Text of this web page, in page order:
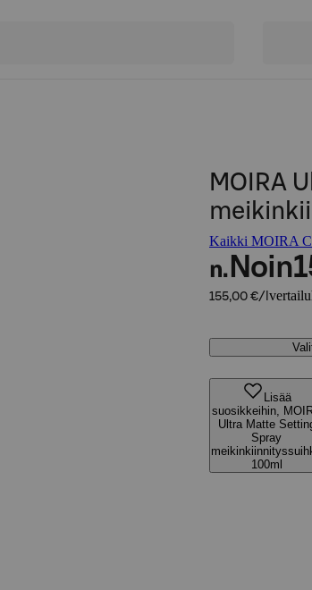
MOIRA
Kaikki MOIRA
n. Noin
155,00 €/l
Lisää
suosikkeihin,
Ultra Matte
Spray
100ml